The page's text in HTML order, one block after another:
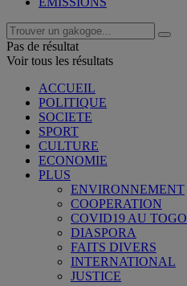
Pas de résultat
Voir tous les résultats
ACCUEIL
POLITIQUE
SOCIETE
SPORT
CULTURE
ECONOMIE
PLUS
ENVIRONNEMENT
COOPERATION
COVID19 AU TOGO
DIASPORA
FAITS DIVERS
INTERNATIONAL
JUSTICE